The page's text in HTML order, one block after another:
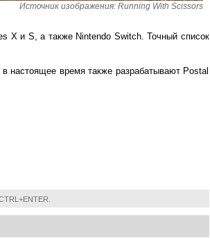
Источник изображения: Running With Scissors
X и S, а также Nintendo Switch. Точный список
настоящее время также разрабатывают Postal